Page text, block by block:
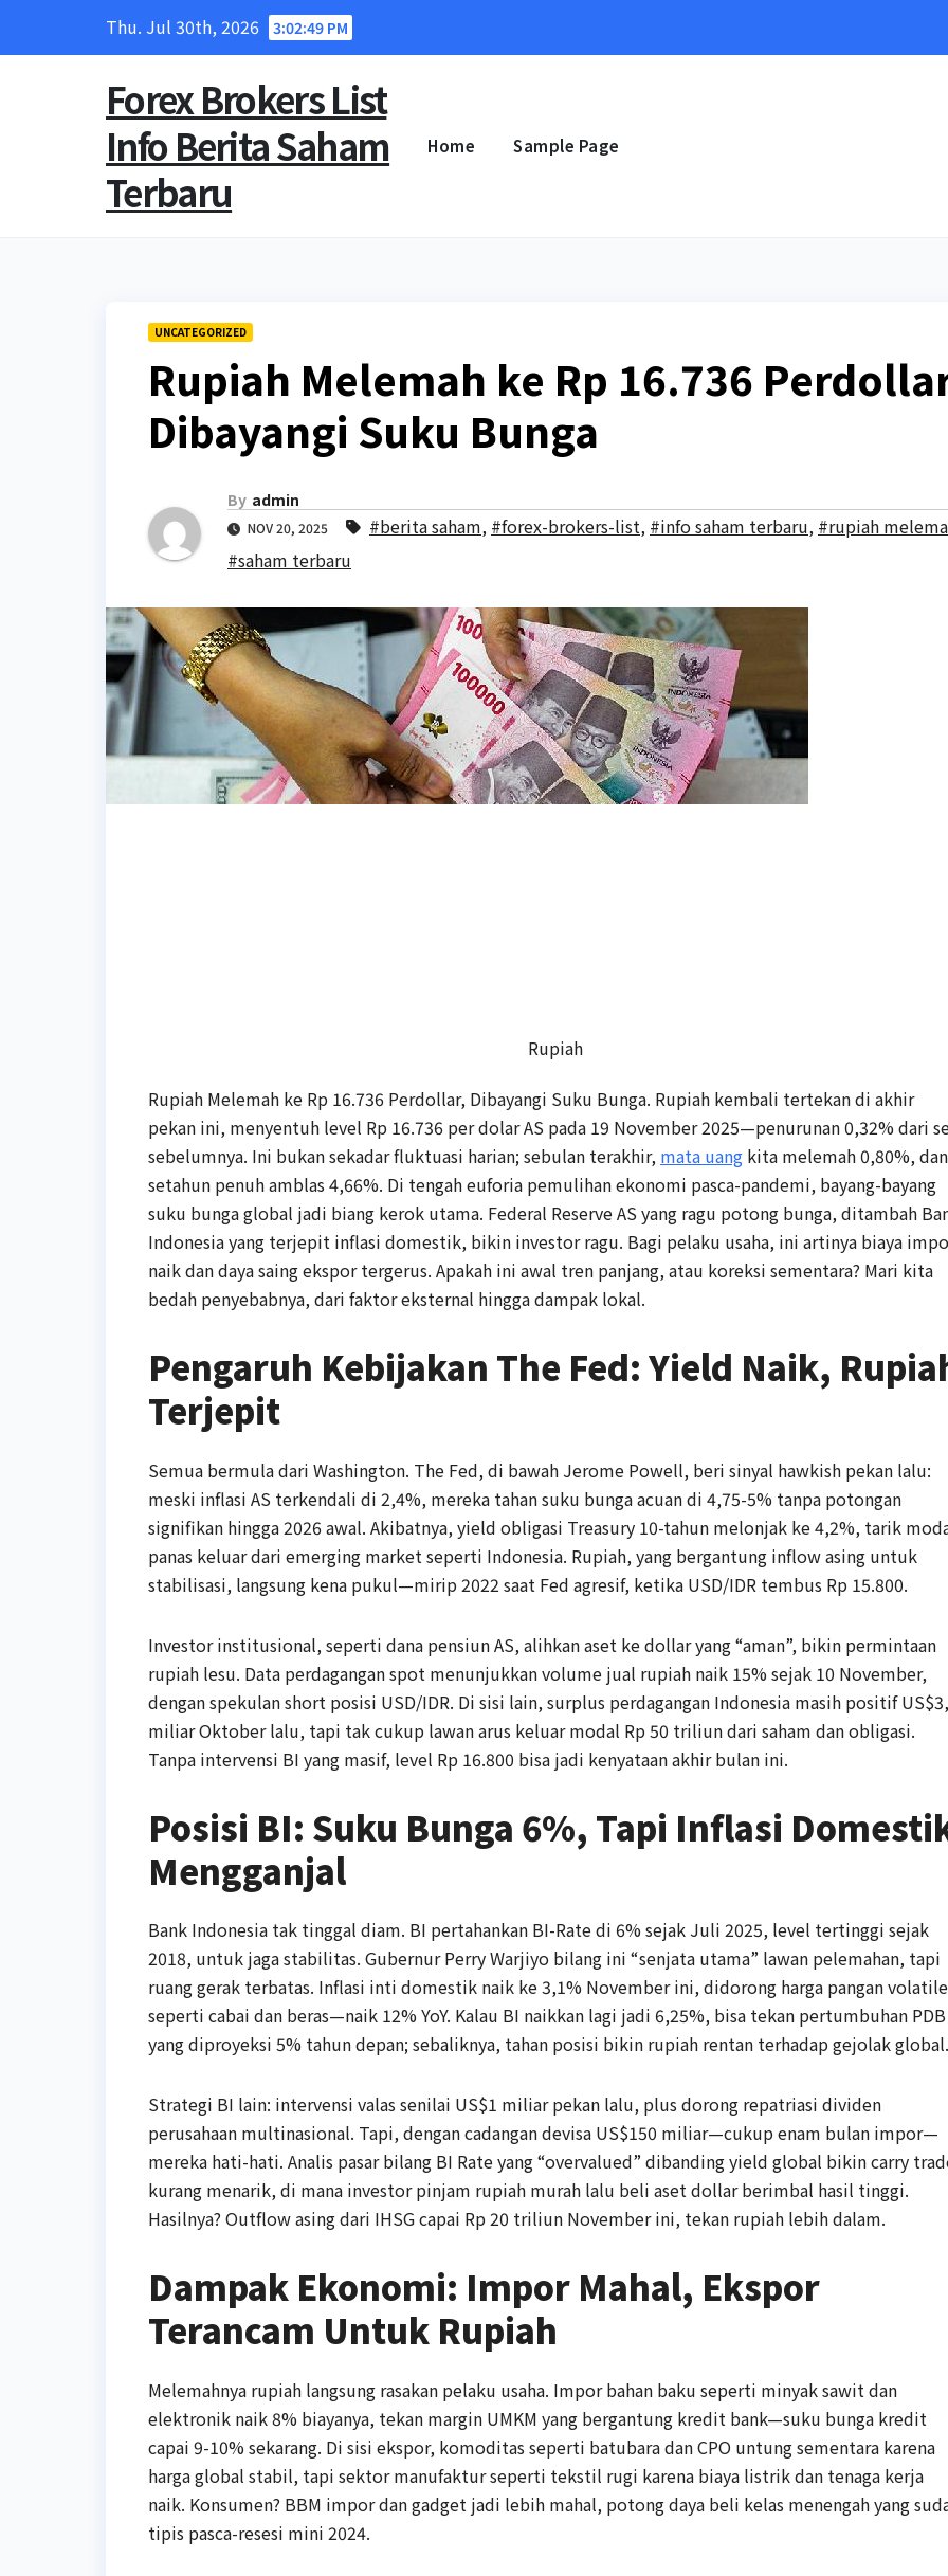
Thu. Jul 30th, 2026 3:02:50 PM
Forex Brokers List
Info Berita Saham
Terbaru
Home Sample Page
UNCATEGORIZED
Rupiah Melemah ke Rp 16.736
Dibayangi Suku Bunga
By admin
NOV 20, 2025 #berita saham, #forex-brokers-list, #info saham terbaru, #rupiah
#saham terbaru
Rupiah
Rupiah Melemah ke Rp 16.736 Perdollar, Dibayangi Suku Bunga. Rupiah kembali tertekan di akhir
pekan ini, menyentuh level Rp 16.736 per dolar AS pada 19 November 2025—penurunan 0,32% dari
sebelumnya. Ini bukan sekadar fluktuasi harian; sebulan terakhir, mata uang kita melemah 0,80%, dan
setahun penuh amblas 4,66%. Di tengah euforia pemulihan ekonomi pasca-pandemi, bayang-bayang
suku bunga global jadi biang kerok utama. Federal Reserve AS yang ragu potong bunga, ditambah
Indonesia yang terjepit inflasi domestik, bikin investor ragu. Bagi pelaku usaha, ini artinya biaya
naik dan daya saing ekspor tergerus. Apakah ini awal tren panjang, atau koreksi sementara? Mari kita
bedah penyebabnya, dari faktor eksternal hingga dampak lokal.
Pengaruh Kebijakan The Fed: Yield Naik,
Terjepit
Semua bermula dari Washington. The Fed, di bawah Jerome Powell, beri sinyal hawkish pekan lalu:
meski inflasi AS terkendali di 2,4%, mereka tahan suku bunga acuan di 4,75-5% tanpa potongan
signifikan hingga 2026 awal. Akibatnya, yield obligasi Treasury 10-tahun melonjak ke 4,2%, tarik
panas keluar dari emerging market seperti Indonesia. Rupiah, yang bergantung inflow asing untuk
stabilisasi, langsung kena pukul—mirip 2022 saat Fed agresif, ketika USD/IDR tembus Rp 15.800.
Investor institusional, seperti dana pensiun AS, alihkan aset ke dollar yang “aman”, bikin permintaan
rupiah lesu. Data perdagangan spot menunjukkan volume jual rupiah naik 15% sejak 10 November,
dengan spekulan short posisi USD/IDR. Di sisi lain, surplus perdagangan Indonesia masih positif
miliar Oktober lalu, tapi tak cukup lawan arus keluar modal Rp 50 triliun dari saham dan obligasi.
Tanpa intervensi BI yang masif, level Rp 16.800 bisa jadi kenyataan akhir bulan ini.
Posisi BI: Suku Bunga 6%, Tapi Inflasi
Mengganjal
Bank Indonesia tak tinggal diam. BI pertahankan BI-Rate di 6% sejak Juli 2025, level tertinggi sejak
2018, untuk jaga stabilitas. Gubernur Perry Warjiyo bilang ini “senjata utama” lawan pelemahan, tapi
ruang gerak terbatas. Inflasi inti domestik naik ke 3,1% November ini, didorong harga pangan volatile
seperti cabai dan beras—naik 12% YoY. Kalau BI naikkan lagi jadi 6,25%, bisa tekan pertumbuhan PDB
yang diproyeksi 5% tahun depan; sebaliknya, tahan posisi bikin rupiah rentan terhadap gejolak global.
Strategi BI lain: intervensi valas senilai US$1 miliar pekan lalu, plus dorong repatriasi dividen
perusahaan multinasional. Tapi, dengan cadangan devisa US$150 miliar—cukup enam bulan impor—
mereka hati-hati. Analis pasar bilang BI Rate yang “overvalued” dibanding yield global bikin carry
kurang menarik, di mana investor pinjam rupiah murah lalu beli aset dollar berimbal hasil tinggi.
Hasilnya? Outflow asing dari IHSG capai Rp 20 triliun November ini, tekan rupiah lebih dalam.
Dampak Ekonomi: Impor Mahal, Ekspor
Terancam Untuk Rupiah
Melemahnya rupiah langsung rasakan pelaku usaha. Impor bahan baku seperti minyak sawit dan
elektronik naik 8% biayanya, tekan margin UMKM yang bergantung kredit bank—suku bunga kredit
capai 9-10% sekarang. Di sisi ekspor, komoditas seperti batubara dan CPO untung sementara karena
harga global stabil, tapi sektor manufaktur seperti tekstil rugi karena biaya listrik dan tenaga kerja
naik. Konsumen? BBM impor dan gadget jadi lebih mahal, potong daya beli kelas menengah yang
tipis pasca-resesi mini 2024.